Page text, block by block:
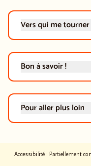
Vers qui me
Bon à savoir !
Pour aller plus loin
Accessibilité : Partiellement